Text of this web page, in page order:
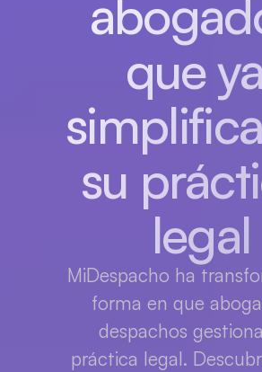
que ya
su
legal
MiDespacho ha
forma en que
despachos
práctica legal.